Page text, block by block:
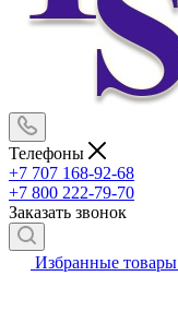
Телефоны
+7 707 168-92-68
+7 800 222-79-70
Заказать звонок
Избранные товары